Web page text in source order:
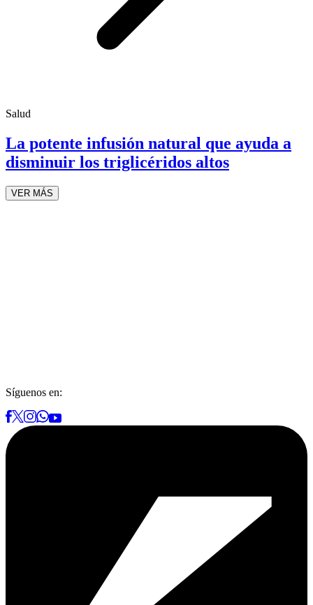
Salud
La potente infusión natural que ayuda a
disminuir los triglicéridos altos
VER MÁS
Síguenos en: